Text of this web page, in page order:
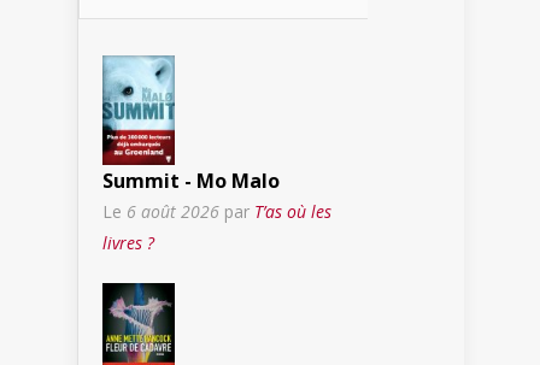
Summit - Mo Malo
Le 6 août 2026 par T’as où les
livres ?